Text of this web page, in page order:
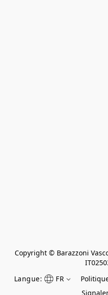
Copyright © Barazzoni
Langue:
FR